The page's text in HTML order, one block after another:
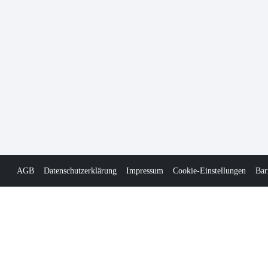
AGB Datenschutzerklärung Impressum Cookie-Einstellungen